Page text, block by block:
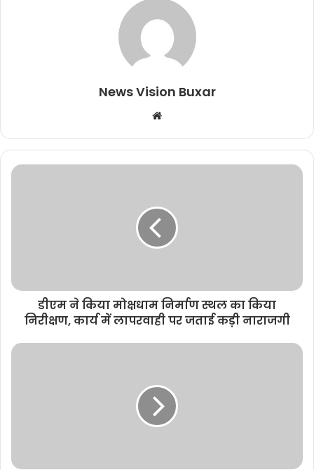
News Vision Buxar
b
s
e
डीएम ने किया मोक्षधाम निर्माण स्थल का किया
निरीक्षण, कार्य में लापरवाही पर जताई कड़ी नाराजगी